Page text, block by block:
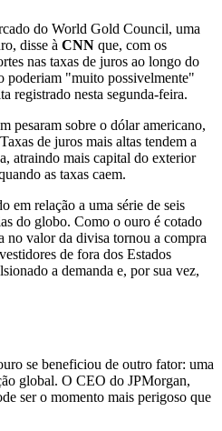
do World Gold Council, uma
disse à CNN que, com os
nas taxas de juros ao longo do
poderiam "muito possivelmente"
registrado nesta segunda-feira.
pesaram sobre o dólar americano,
de juros mais altas tendem a
atraindo mais capital do exterior
as taxas caem.
em relação a uma série de seis
do globo. Como o ouro é cotado
no valor da divisa tornou a compra
de fora dos Estados
a demanda e, por sua vez,
se beneficiou de outro fator: uma
global. O CEO do JPMorgan,
ser o momento mais perigoso que